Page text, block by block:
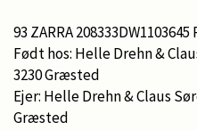
93 ZARRA 208333DW1103645
Født hos: Helle Drehn &
3230 Græsted
Ejer: Helle Drehn & Claus
Græsted